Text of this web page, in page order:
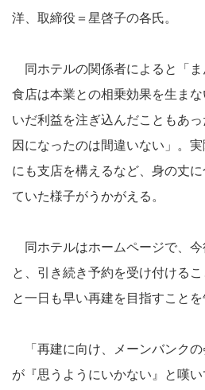
洋、取締役＝星啓子の各氏。
同ホテルの関係者によると「
食店は本業との相乗効果を生ま
いだ利益を注ぎ込んだこともあ
因になったのは間違いない」。
にも支店を構えるなど、身の丈
ていた様子がうかがえる。
同ホテルはホームページで、今
と、引き続き予約を受け付ける
と一日も早い再建を目指すことを
「再建に向け、メーンバンクの
が『思うようにいかない』と嘆